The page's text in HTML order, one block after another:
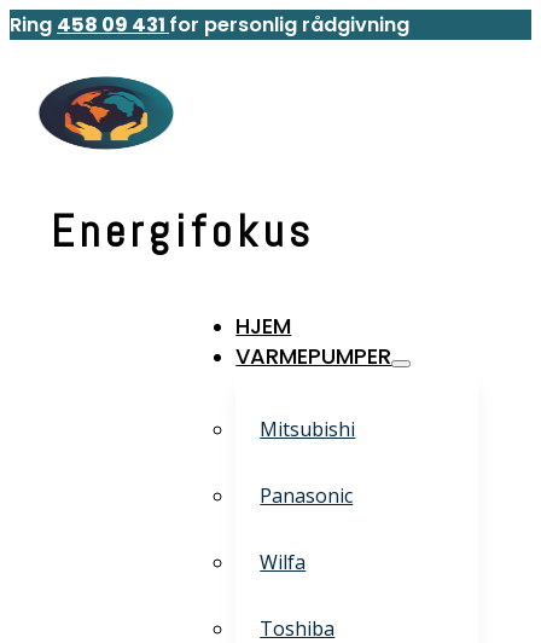
Ring 458 09 431 for personlig rådgivning
Energifokus
HJEM
VARMEPUMPER
Mitsubishi
Panasonic
Wilfa
Toshiba